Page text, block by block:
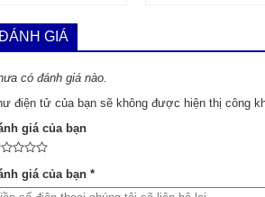
GIÁ
có đánh giá nào.
điện tử của bạn sẽ không được hiện thị công
giá của bạn
giá của bạn *